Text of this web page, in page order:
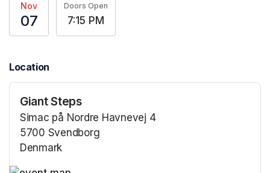
Nov
07
Doors Open
7:15 PM
Location
Giant Steps
Simac på Nordre Havnevej 4
5700 Svendborg
Denmark